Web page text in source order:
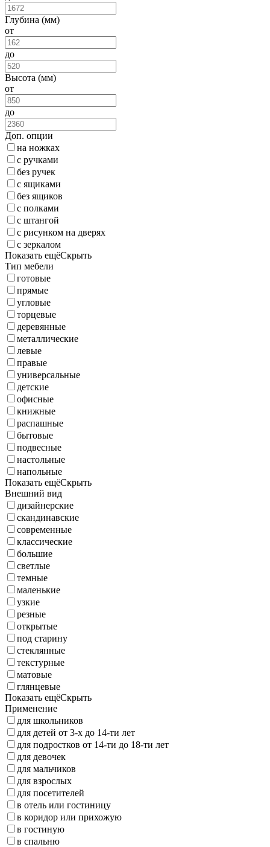
Глубина (мм)
от
до
Высота (мм)
от
до
Доп. опции
на ножках
с ручками
без ручек
с ящиками
без ящиков
с полками
с штангой
с рисунком на дверях
с зеркалом
Показать ещёСкрыть
Тип мебели
готовые
прямые
угловые
торцевые
деревянные
металлические
левые
правые
универсальные
детские
офисные
книжные
распашные
бытовые
подвесные
настольные
напольные
Показать ещёСкрыть
Внешний вид
дизайнерские
скандинавские
современные
классические
большие
светлые
темные
маленькие
узкие
резные
открытые
под старину
стеклянные
текстурные
матовые
глянцевые
Показать ещёСкрыть
Применение
для школьников
для детей от 3-х до 14-ти лет
для подростков от 14-ти до 18-ти лет
для девочек
для мальчиков
для взрослых
для посетителей
в отель или гостиницу
в коридор или прихожую
в гостиную
в спальню